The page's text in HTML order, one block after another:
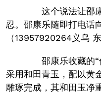
这个说法让邵康
忍。邵康乐随即打电话
（13957920264义乌
邵康乐收藏的“
采用和田青玉，配以黄
雕琢完成，其和田玉净